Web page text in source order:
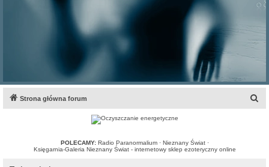
Strona główna forum
POLECAMY: Radio Paranormalium· Nieznany Świat·
Księgarnia-Galeria Nieznany Świat - internetowy sklep ezoteryczny online